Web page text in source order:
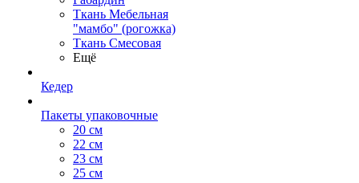
Ткань Мебельная
"мамбо" (рогожка)
Ткань Смесовая
Ещё
Кедер
Пакеты упаковочные
20 см
22 см
23 см
25 см